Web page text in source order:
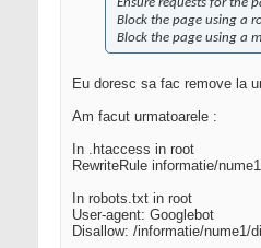
Ensure requests for the
Block the page using a
Block the page using a
Eu doresc sa fac remove la
Am facut urmatoarele :
In .htaccess in root
RewriteRule informatie/
In robots.txt in root
User-agent: Googlebot
Disallow: /informatie/nume1/